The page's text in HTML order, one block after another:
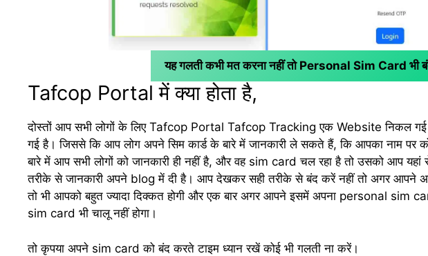
यह गलती कभी मत करना नहीं तो Personal Sim Card भी बंद
Tafcop Portal में क्या होता है,
दोस्तों आप सभी लोगों के लिए Tafcop Portal Tafcop Tracking एक Website निकल गई है
गई है। जिससे कि आप लोग अपने सिम कार्ड के बारे में जानकारी ले सकते हैं, कि आपका नाम पर
बारे में आप सभी लोगों को जानकारी ही नहीं है, और वह sim card चल रहा है तो उसको आप
तरीके से जानकारी अपने blog में दी है। आप देखकर सही तरीके से बंद करें नहीं तो अगर आपने
तो भी आपको बहुत ज्यादा दिक्कत होगी और एक बार अगर आपने इसमें अपना personal sim
sim card भी चालू नहीं होगा।
तो कृपया अपने sim card को बंद करते टाइम ध्यान रखें कोई भी गलती ना करें।